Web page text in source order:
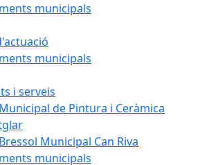
municipals
municipals
i serveis
de Pintura i Ceràmica
Municipal Can Riva
municipals